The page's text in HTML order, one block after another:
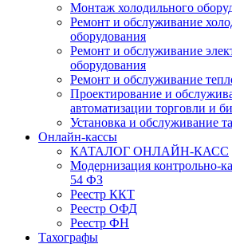
Монтаж холодильного
Ремонт и обслуживание
оборудования
Ремонт и обслуживание
оборудования
Ремонт и обслуживание
Проектирование и
автоматизации торговли и
Установка и обслуживание
Онлайн-кассы
КАТАЛОГ ОНЛАЙН-КАСС
Модернизация контрольно-
54 ФЗ
Реестр ККТ
Реестр ОФД
Реестр ФН
Тахографы